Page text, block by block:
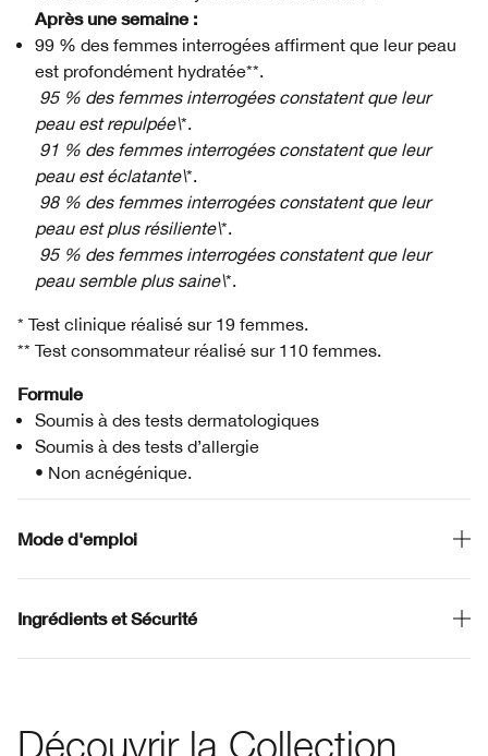
Après une semaine :
99 % des femmes interrogées affirment que leur peau
est profondément hydratée**.
95 % des femmes interrogées constatent que leur
peau est repulpée\*.
91 % des femmes interrogées constatent que leur
peau est éclatante\*.
98 % des femmes interrogées constatent que leur
peau est plus résiliente\*.
95 % des femmes interrogées constatent que leur
peau semble plus saine\*.
* Test clinique réalisé sur 19 femmes.
** Test consommateur réalisé sur 110 femmes.
Formule
Soumis à des tests dermatologiques
Soumis à des tests d’allergie
• Non acnégénique.
Mode d'emploi
Ingrédients et Sécurité
Découvrir la Collection